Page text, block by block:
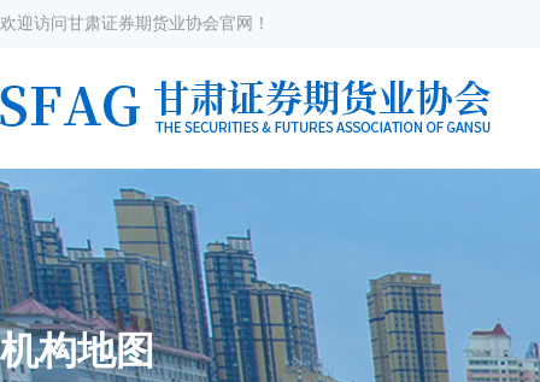
欢迎访问甘肃证券期货业协会官网！
机构地图